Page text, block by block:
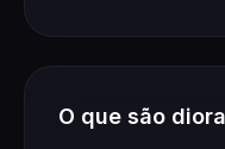
O que são